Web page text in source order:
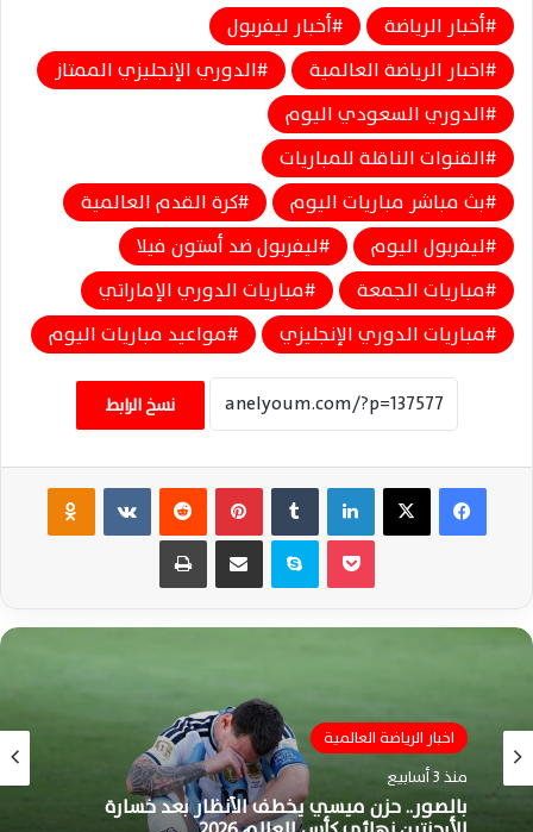
أخبار الرياضة
أخبار ليفربول
اخبار الرياضة العالمية
الدوري الإنجليزي الممتاز
الدوري السعودي اليوم
القنوات الناقلة للمباريات
بث مباشر مباريات اليوم
كرة القدم العالمية
ليفربول اليوم
ليفربول ضد أستون فيلا
مباريات الجمعة
مباريات الدوري الإماراتي
مباريات الدوري الإنجليزي
مواعيد مباريات اليوم
نسخ الرابط
فيسبوك ‫X لينكدإن بينتيريست ‏VKontakte
سكايب مشاركة عبر البريد طباعة
اخبار الرياضة العالمية
منذ 3 أسابيع
اخبار الرياضة العالمية
منذ 3 أسابيع